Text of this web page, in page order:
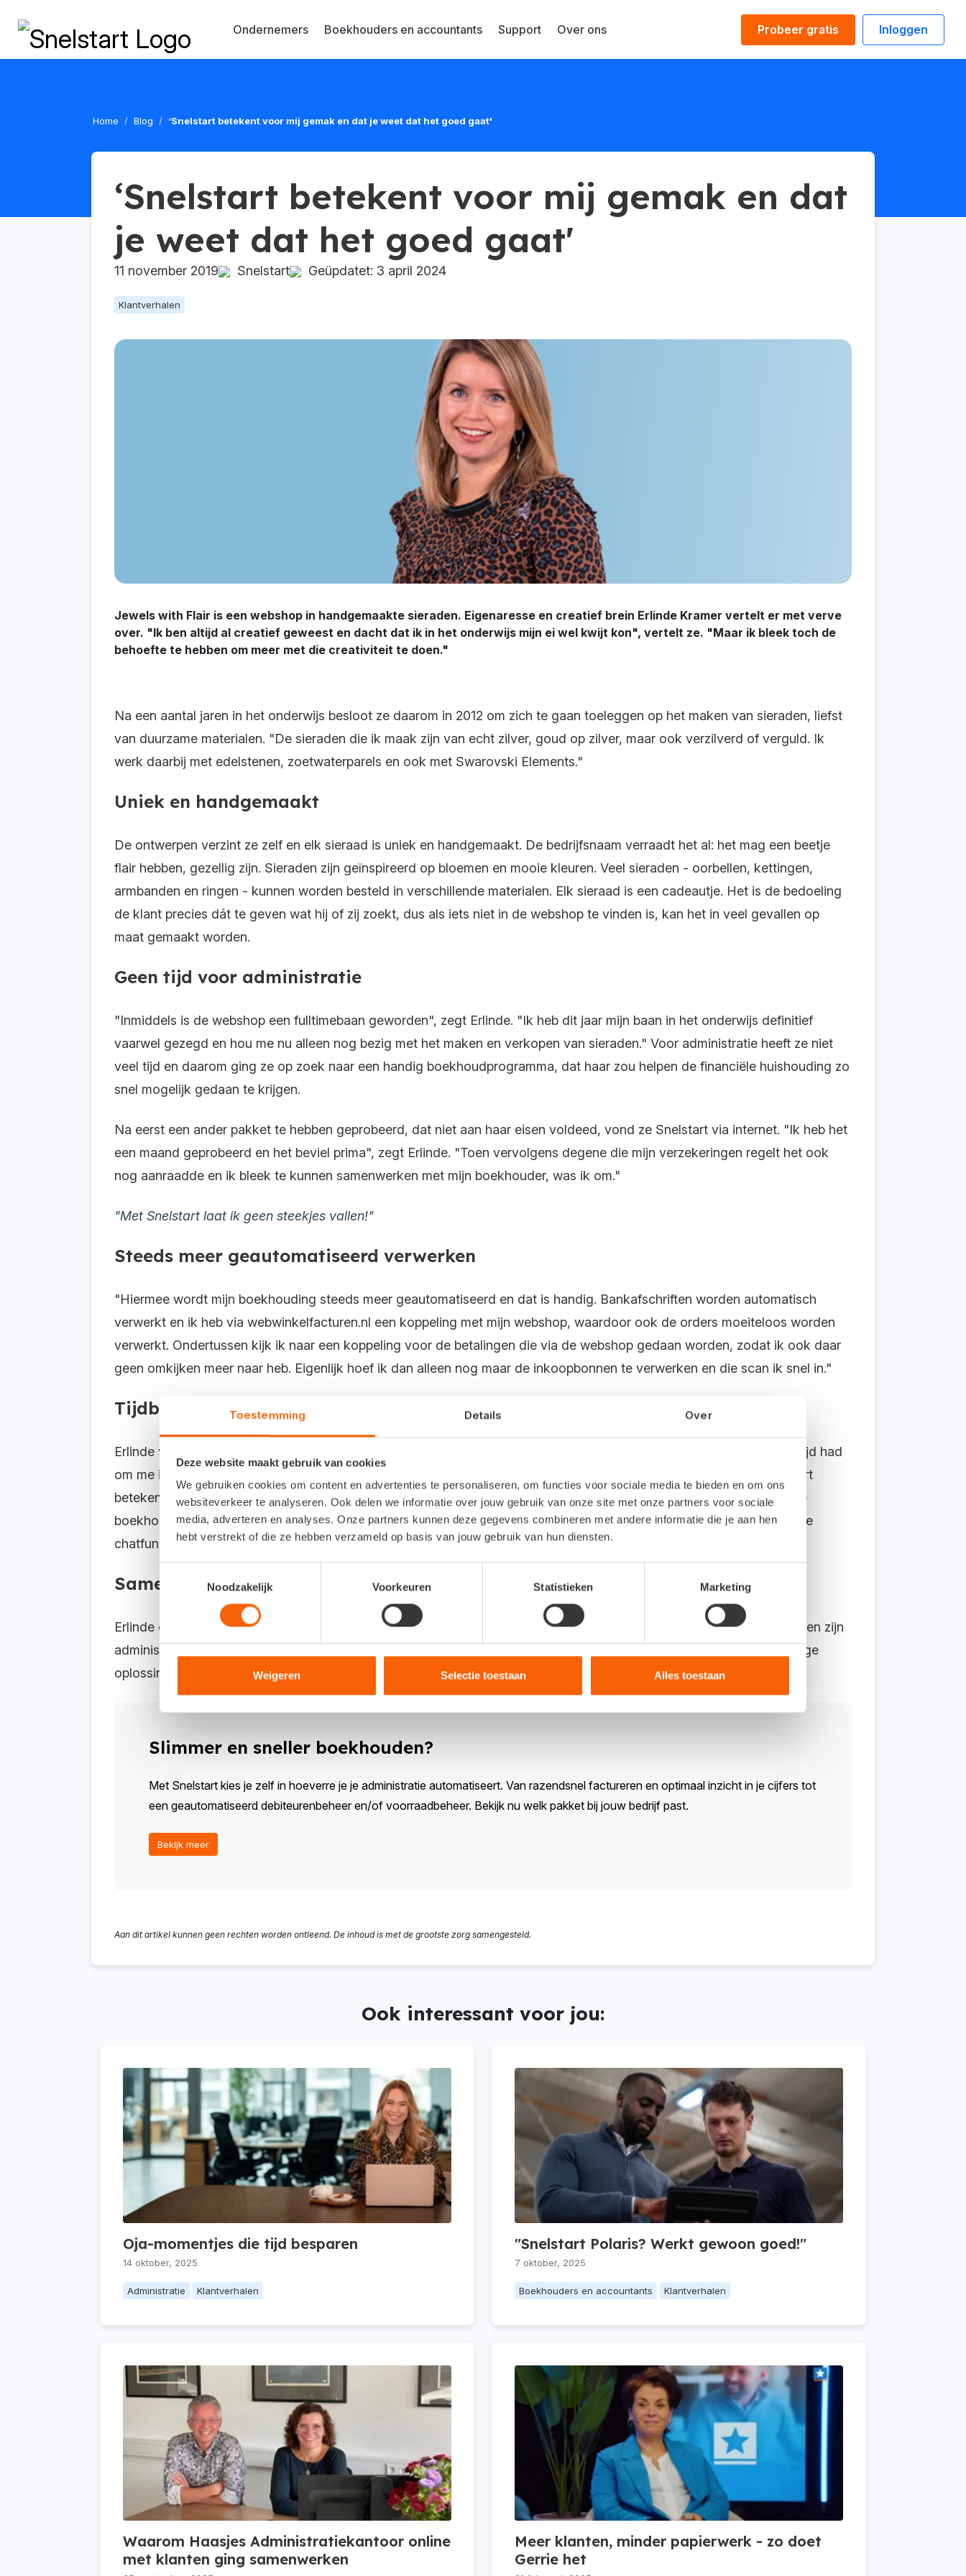
Toestemming Details Over
Deze website maakt gebruik van cookies
We gebruiken cookies om content en advertenties te personaliseren, om functies voor sociale media te bieden en om ons
websiteverkeer te analyseren. Ook delen we informatie over jouw gebruik van onze site met onze partners voor sociale
media, adverteren en analyses. Onze partners kunnen deze gegevens combineren met andere informatie die je aan hen
hebt verstrekt of die ze hebben verzameld op basis van jouw gebruik van hun diensten.
Noodzakelijk
Voorkeuren Statistieken Marketing
Weigeren Selectie toestaan Alles toestaan
Probeer gratis Inloggen
Ondernemers Boekhouders en accountants Support Over ons
Home Blog ‘Snelstart betekent voor mij gemak en dat je weet dat het goed gaat'
‘Snelstart betekent voor mij gemak en dat
je weet dat het goed gaat'
11 november 2019 Snelstart Geüpdatet: 3 april 2024
Klantverhalen
Jewels with Flair is een webshop in handgemaakte sieraden. Eigenaresse en creatief brein Erlinde Kramer vertelt er met verve
over. "Ik ben altijd al creatief geweest en dacht dat ik in het onderwijs mijn ei wel kwijt kon", vertelt ze. "Maar ik bleek toch de
behoefte te hebben om meer met die creativiteit te doen."
Na een aantal jaren in het onderwijs besloot ze daarom in 2012 om zich te gaan toeleggen op het maken van sieraden, liefst
van duurzame materialen. "De sieraden die ik maak zijn van echt zilver, goud op zilver, maar ook verzilverd of verguld. Ik
werk daarbij met edelstenen, zoetwaterparels en ook met Swarovski Elements."
Uniek en handgemaakt
De ontwerpen verzint ze zelf en elk sieraad is uniek en handgemaakt. De bedrijfsnaam verraadt het al: het mag een beetje
flair hebben, gezellig zijn. Sieraden zijn geïnspireerd op bloemen en mooie kleuren. Veel sieraden - oorbellen, kettingen,
armbanden en ringen - kunnen worden besteld in verschillende materialen. Elk sieraad is een cadeautje. Het is de bedoeling
de klant precies dát te geven wat hij of zij zoekt, dus als iets niet in de webshop te vinden is, kan het in veel gevallen op
maat gemaakt worden.
Geen tijd voor administratie
"Inmiddels is de webshop een fulltimebaan geworden", zegt Erlinde. "Ik heb dit jaar mijn baan in het onderwijs definitief
vaarwel gezegd en hou me nu alleen nog bezig met het maken en verkopen van sieraden." Voor administratie heeft ze niet
veel tijd en daarom ging ze op zoek naar een handig boekhoudprogramma, dat haar zou helpen de financiële huishouding zo
snel mogelijk gedaan te krijgen.
Na eerst een ander pakket te hebben geprobeerd, dat niet aan haar eisen voldeed, vond ze Snelstart via internet. "Ik heb het
een maand geprobeerd en het beviel prima", zegt Erlinde. "Toen vervolgens degene die mijn verzekeringen regelt het ook
nog aanraadde en ik bleek te kunnen samenwerken met mijn boekhouder, was ik om."
"Met Snelstart laat ik geen steekjes vallen!"
Steeds meer geautomatiseerd verwerken
"Hiermee wordt mijn boekhouding steeds meer geautomatiseerd en dat is handig. Bankafschriften worden automatisch
verwerkt en ik heb via webwinkelfacturen.nl een koppeling met mijn webshop, waardoor ook de orders moeiteloos worden
verwerkt. Ondertussen kijk ik naar een koppeling voor de betalingen die via de webshop gedaan worden, zodat ik ook daar
geen omkijken meer naar heb. Eigenlijk hoef ik dan alleen nog maar de inkoopbonnen te verwerken en die scan ik snel in."
Tijdbesparing
Erlinde vertelt dat ze tot kortgeleden haar boekhouding nog in Excel deed. "Eigenlijk had ik het zo druk, dat ik geen tijd had
om me in boekhoudsoftware te verdiepen!". Ze is blij dat ze daar uiteindelijk toch de tijd voor heeft genomen. ‘Snelstart
betekent voor mij gemak en dat je weet dat het goed gaat. Dat je geen steekjes laat vallen’, vertelt ze enthousiast. De
boekhouder hoeft alleen nog maar te controleren. Doordat zo veel automatisch kan, bespaart ze een hoop tijd. Ook de
chatfunctie met de klantenservice bij Snelstart werkt goed; als ze vragen heeft worden die snel en goed beantwoord.
Samen in Snelstart
Erlinde ontdekte nog een voordeel. "We kwamen achter nog iets handigs: mijn vriend is zzp’er in de bouw en we hebben zijn
administratie bijgevoegd in Snelstart." Met twee administraties in één pakket staat alles netjes op één plek. Een handige
oplossing die kosten bespaart en het overzicht vergroot. "Een aanrader", vindt Erlinde.
Slimmer en sneller boekhouden?
Met Snelstart kies je zelf in hoeverre je je administratie automatiseert. Van razendsnel factureren en optimaal inzicht in je cijfers tot
een geautomatiseerd debiteurenbeheer en/of voorraadbeheer. Bekijk nu welk pakket bij jouw bedrijf past.
Bekijk meer
Aan dit artikel kunnen geen rechten worden ontleend. De inhoud is met de grootste zorg samengesteld.
Ook interessant voor jou:
Oja-momentjes die tijd besparen
14 oktober, 2025
Administratie Klantverhalen
"Snelstart Polaris? Werkt gewoon goed!"
7 oktober, 2025
Boekhouders en accountants Klantverhalen
Waarom Haasjes Administratiekantoor online
met klanten ging samenwerken
Meer klanten, minder papierwerk - zo doet
Gerrie het